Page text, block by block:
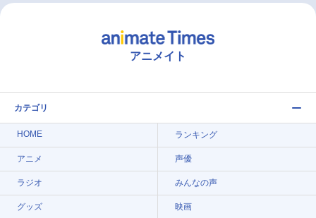
アニメイト
カテゴリ
HOME ランキング
アニメ 声優
ラジオ みんなの声
グッズ 映画